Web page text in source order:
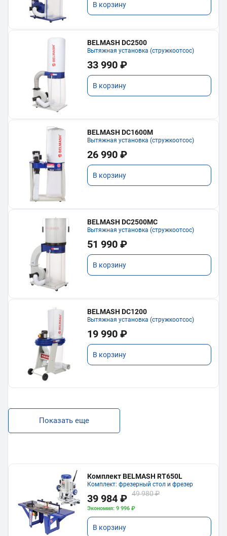
В корзину
BELMASH DC2500
Вытяжная установка (стружкоотсос)
33 990 ₽
В корзину
BELMASH DC1600M
Вытяжная установка (стружкоотсос)
26 990 ₽
В корзину
BELMASH DC2500MC
Вытяжная установка (стружкоотсос)
51 990 ₽
В корзину
BELMASH DC1200
Вытяжная установка (стружкоотсос)
19 990 ₽
В корзину
Показать еще
Комплект BELMASH RT650L
Комплект: фрезерный стол и фрезер
39 984 ₽ 49 980 ₽
Экономия: 9 996 ₽
В корзину